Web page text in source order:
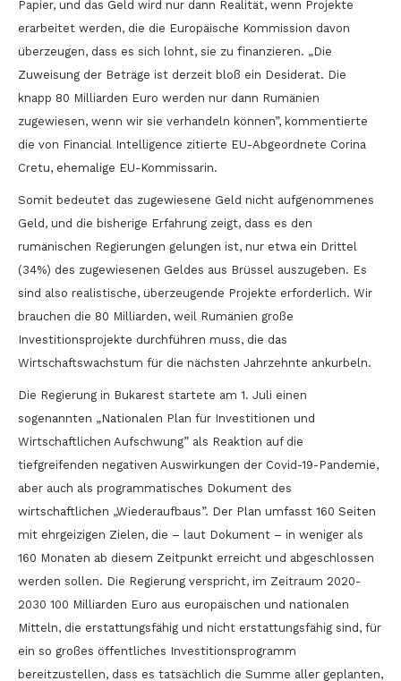
Papier, und das Geld wird nur dann Realität, wenn Projekte
erarbeitet werden, die die Europäische Kommission davon
überzeugen, dass es sich lohnt, sie zu finanzieren. „Die
Zuweisung der Beträge ist derzeit bloß ein Desiderat. Die
knapp 80 Milliarden Euro werden nur dann Rumänien
zugewiesen, wenn wir sie verhandeln können”, kommentierte
die von Financial Intelligence zitierte EU-Abgeordnete Corina
Cretu, ehemalige EU-Kommissarin.
Somit bedeutet das zugewiesene Geld nicht aufgenommenes
Geld, und die bisherige Erfahrung zeigt, dass es den
rumänischen Regierungen gelungen ist, nur etwa ein Drittel
(34%) des zugewiesenen Geldes aus Brüssel auszugeben. Es
sind also realistische, überzeugende Projekte erforderlich. Wir
brauchen die 80 Milliarden, weil Rumänien große
Investitionsprojekte durchführen muss, die das
Wirtschaftswachstum für die nächsten Jahrzehnte ankurbeln.
Die Regierung in Bukarest startete am 1. Juli einen
sogenannten „Nationalen Plan für Investitionen und
Wirtschaftlichen Aufschwung” als Reaktion auf die
tiefgreifenden negativen Auswirkungen der Covid-19-Pandemie,
aber auch als programmatisches Dokument des
wirtschaftlichen „Wiederaufbaus”. Der Plan umfasst 160 Seiten
mit ehrgeizigen Zielen, die – laut Dokument – in weniger als
160 Monaten ab diesem Zeitpunkt erreicht und abgeschlossen
werden sollen. Die Regierung verspricht, im Zeitraum 2020-
2030 100 Milliarden Euro aus europäischen und nationalen
Mitteln, die erstattungsfähig und nicht erstattungsfähig sind, für
ein so großes öffentliches Investitionsprogramm
bereitzustellen, dass es tatsächlich die Summe aller geplanten,